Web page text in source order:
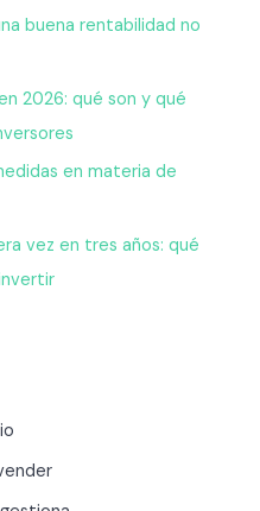
buena rentabilidad no
2026: qué son y qué
en materia de
vez en tres años: qué